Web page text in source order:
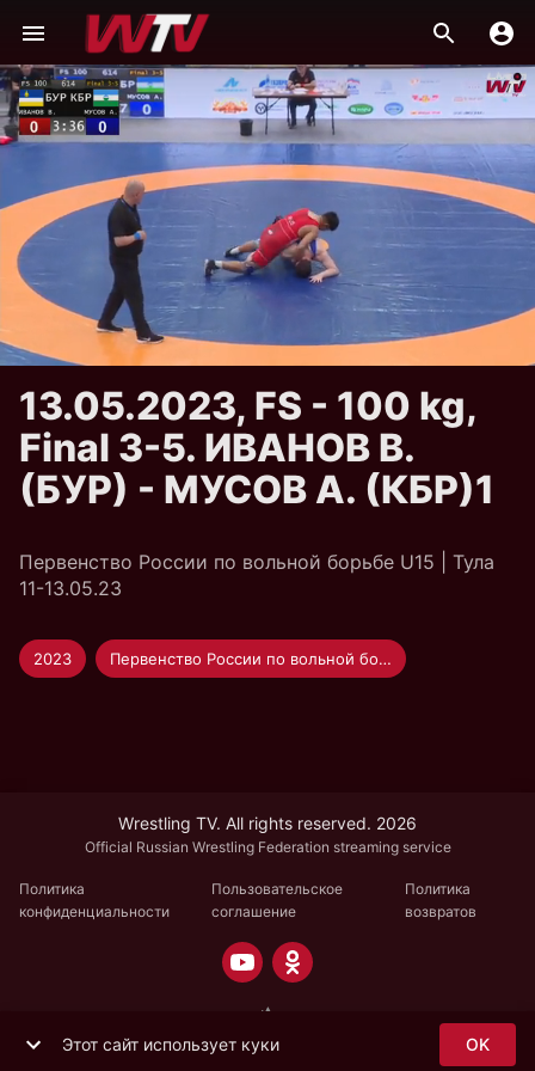
13.05.2023, FS - 100 kg,
Final 3-5. ИВАНОВ В.
(БУР) - МУСОВ А. (КБР)1
Первенство России по вольной борьбе U15 | Тула
11-13.05.23
2023 Первенство России по вольной борьбе U-15
Wrestling TV. All rights reserved. 2026
Official Russian Wrestling Federation streaming service
Политика
конфиденциальности
Пользовательское
соглашение
Политика
возвратов
Этот сайт использует куки OK